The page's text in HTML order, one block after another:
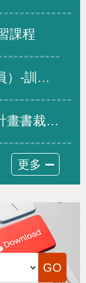
課程
發展組
並自即日生效
更多